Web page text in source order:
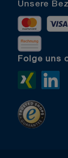
Unsere
Folge uns
Xing>